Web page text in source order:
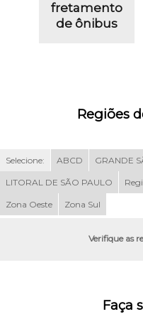
fretamento
de ônibus
Regiões
Selecione: ABCD GRANDE
LITORAL DE SÃO PAULO
Zona Oeste Zona Sul
Verifique as
Faça